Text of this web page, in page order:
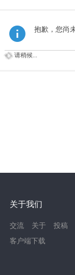
抱歉，您尚
请稍候...
关于我们
交流 关于
投稿
客户端下载